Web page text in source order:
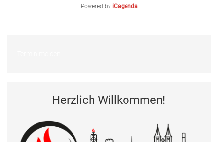
Powered by iCagenda
Herzlich Willkommen!